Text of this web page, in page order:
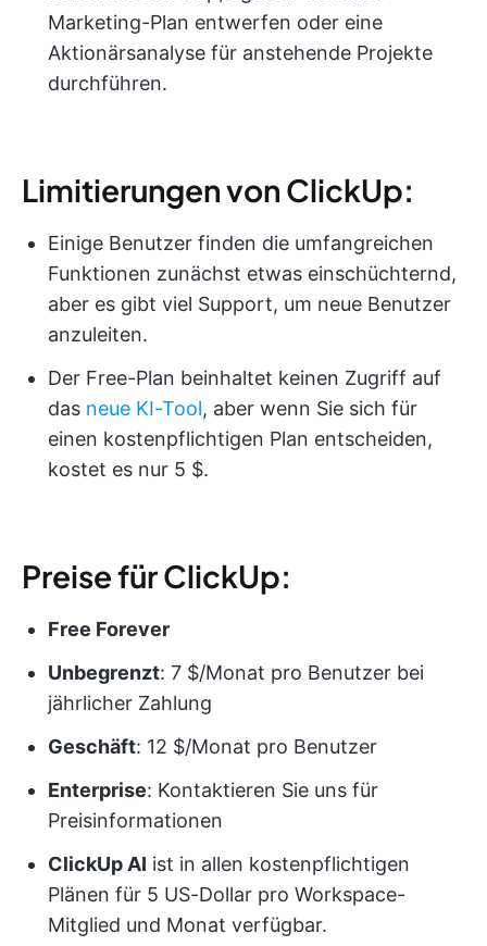
Marketing-Plan entwerfen oder eine
Aktionärsanalyse für anstehende Projekte
durchführen.
Limitierungen von ClickUp:
Einige Benutzer finden die umfangreichen
Funktionen zunächst etwas einschüchternd,
aber es gibt viel Support, um neue Benutzer
anzuleiten.
Der Free-Plan beinhaltet keinen Zugriff auf
das neue KI-Tool, aber wenn Sie sich für
einen kostenpflichtigen Plan entscheiden,
kostet es nur 5 $.
Preise für ClickUp:
Free Forever
Unbegrenzt: 7 $/Monat pro Benutzer bei
jährlicher Zahlung
Geschäft: 12 $/Monat pro Benutzer
Enterprise: Kontaktieren Sie uns für
Preisinformationen
ClickUp AI ist in allen kostenpflichtigen
Plänen für 5 US-Dollar pro Workspace-
Mitglied und Monat verfügbar.